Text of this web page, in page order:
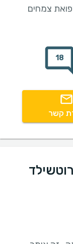
צמחים
18
קשר